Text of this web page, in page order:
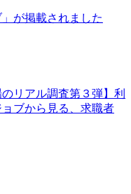
が掲載されました
リアル調査第３弾】利
ブから見る、求職者